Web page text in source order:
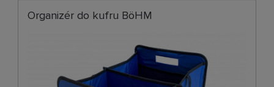
Organizér do kufru BöHM